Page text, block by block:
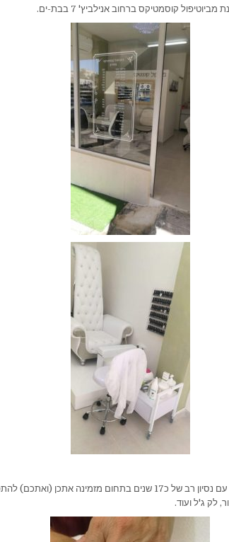
קוסמטיקס ברחוב אנילביץ' 7 בבת-ים.
ענת אדרי, קוסמטיקאית מדופלמת עם נסיון רב של כ17 שנים בתחום
לק ג'ל ועוד.